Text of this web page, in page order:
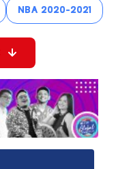
NBA 2020-2021